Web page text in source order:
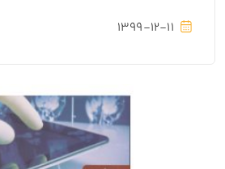
1399-12-11